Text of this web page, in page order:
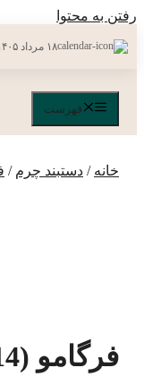
رفتن به محتوا
۱۸ مرداد ۱۴۰۵
فهرست
خانه / دستبند چرم /
فرگامو (CH214)